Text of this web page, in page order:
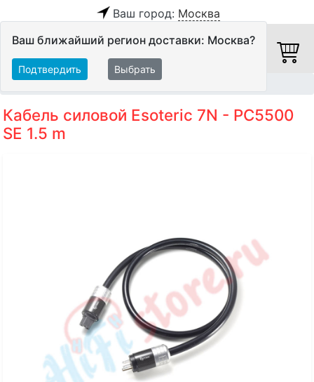
Ваш город: Москва
Ваш ближайший регион доставки: Москва?
Подтвердить Выбрать
Кабель силовой Esoteric 7N - PC5500
SE 1.5 m